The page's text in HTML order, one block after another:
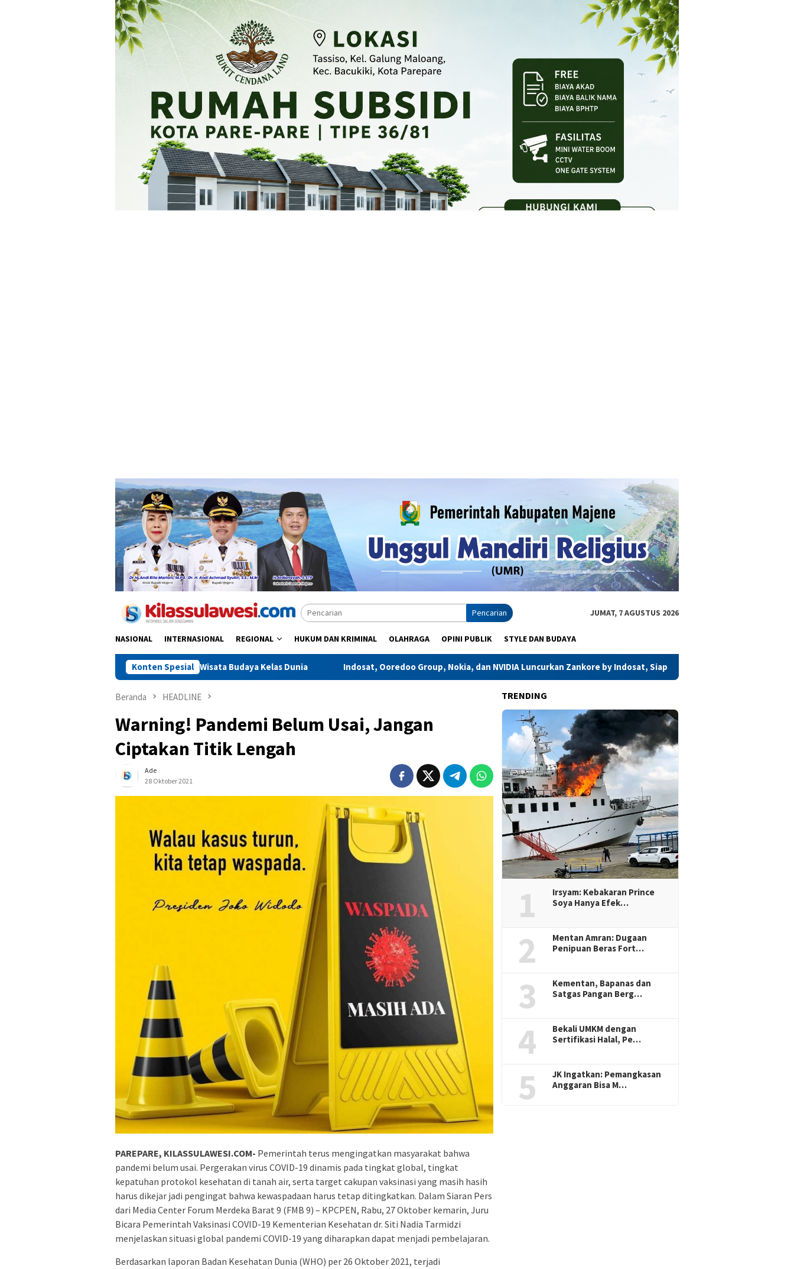
Pencarian JUMAT, 7 AGUSTUS 2026
NASIONAL INTERNASIONAL REGIONAL HUKUM DAN KRIMINAL OLAHRAGA OPINI PUBLIK STYLE DAN BUDAYA
Konten Spesial
Besar Jadi Destinasi Wisata Budaya Kelas Dunia Indosat, Ooredoo Group, Nokia, dan NVIDIA Luncurkan Zankore by Indosat, Siap Layani Kawasan Asia-Pasifik dengan Platform
Beranda HEADLINE
Warning! Pandemi Belum Usai, Jangan
Ciptakan Titik Lengah
Ade
28 Oktober 2021
PAREPARE, KILASSULAWESI.COM- Pemerintah terus mengingatkan masyarakat bahwa
pandemi belum usai. Pergerakan virus COVID-19 dinamis pada tingkat global, tingkat
kepatuhan protokol kesehatan di tanah air, serta target cakupan vaksinasi yang masih hasih
harus dikejar jadi pengingat bahwa kewaspadaan harus tetap ditingkatkan. Dalam Siaran Pers
dari Media Center Forum Merdeka Barat 9 (FMB 9) – KPCPEN, Rabu, 27 Oktober kemarin, Juru
Bicara Pemerintah Vaksinasi COVID-19 Kementerian Kesehatan dr. Siti Nadia Tarmidzi
menjelaskan situasi global pandemi COVID-19 yang diharapkan dapat menjadi pembelajaran.
Berdasarkan laporan Badan Kesehatan Dunia (WHO) per 26 Oktober 2021, terjadi
TRENDING
1
Irsyam: Kebakaran Prince
Soya Hanya Efek…
2
Mentan Amran: Dugaan
Penipuan Beras Fort…
3
Kementan, Bapanas dan
Satgas Pangan Berg…
4
Bekali UMKM dengan
Sertifikasi Halal, Pe…
5
JK Ingatkan: Pemangkasan
Anggaran Bisa M…